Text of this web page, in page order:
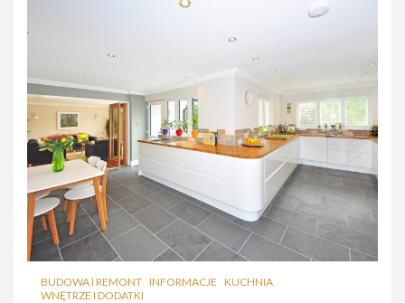
BUDOWA I REMONT INFORMACJE KUCHNIA
WNĘTRZE I DODATKI